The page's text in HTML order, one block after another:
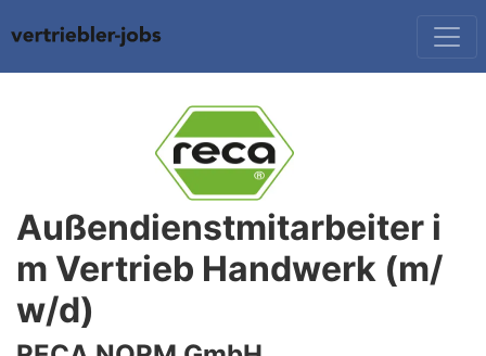
Außendienstmitarbeiter i
m Vertrieb Handwerk (m/
w/d)